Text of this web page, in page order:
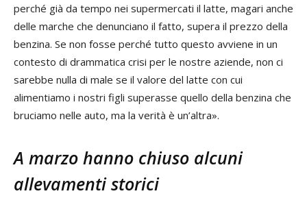
perché già da tempo nei supermercati il latte, magari anche
delle marche che denunciano il fatto, supera il prezzo della
benzina. Se non fosse perché tutto questo avviene in un
contesto di drammatica crisi per le nostre aziende, non ci
sarebbe nulla di male se il valore del latte con cui
alimentiamo i nostri figli superasse quello della benzina che
bruciamo nelle auto, ma la verità è un’altra».
A marzo hanno chiuso alcuni
allevamenti storici